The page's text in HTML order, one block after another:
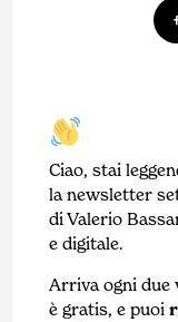
Ciao, stai
la newsletter
di Valerio
e digitale.
Arriva ogni due
è gratis, e puoi